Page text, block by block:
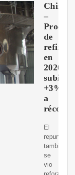
China
–
de
en
2020
subió
+3%
a
récord
El
repunte
también
se
vio